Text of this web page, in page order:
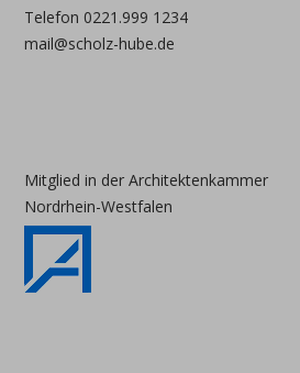
Telefon 0221.999 1234
mail@scholz-hube.de
Mitglied in der Architektenkammer
Nordrhein-Westfalen